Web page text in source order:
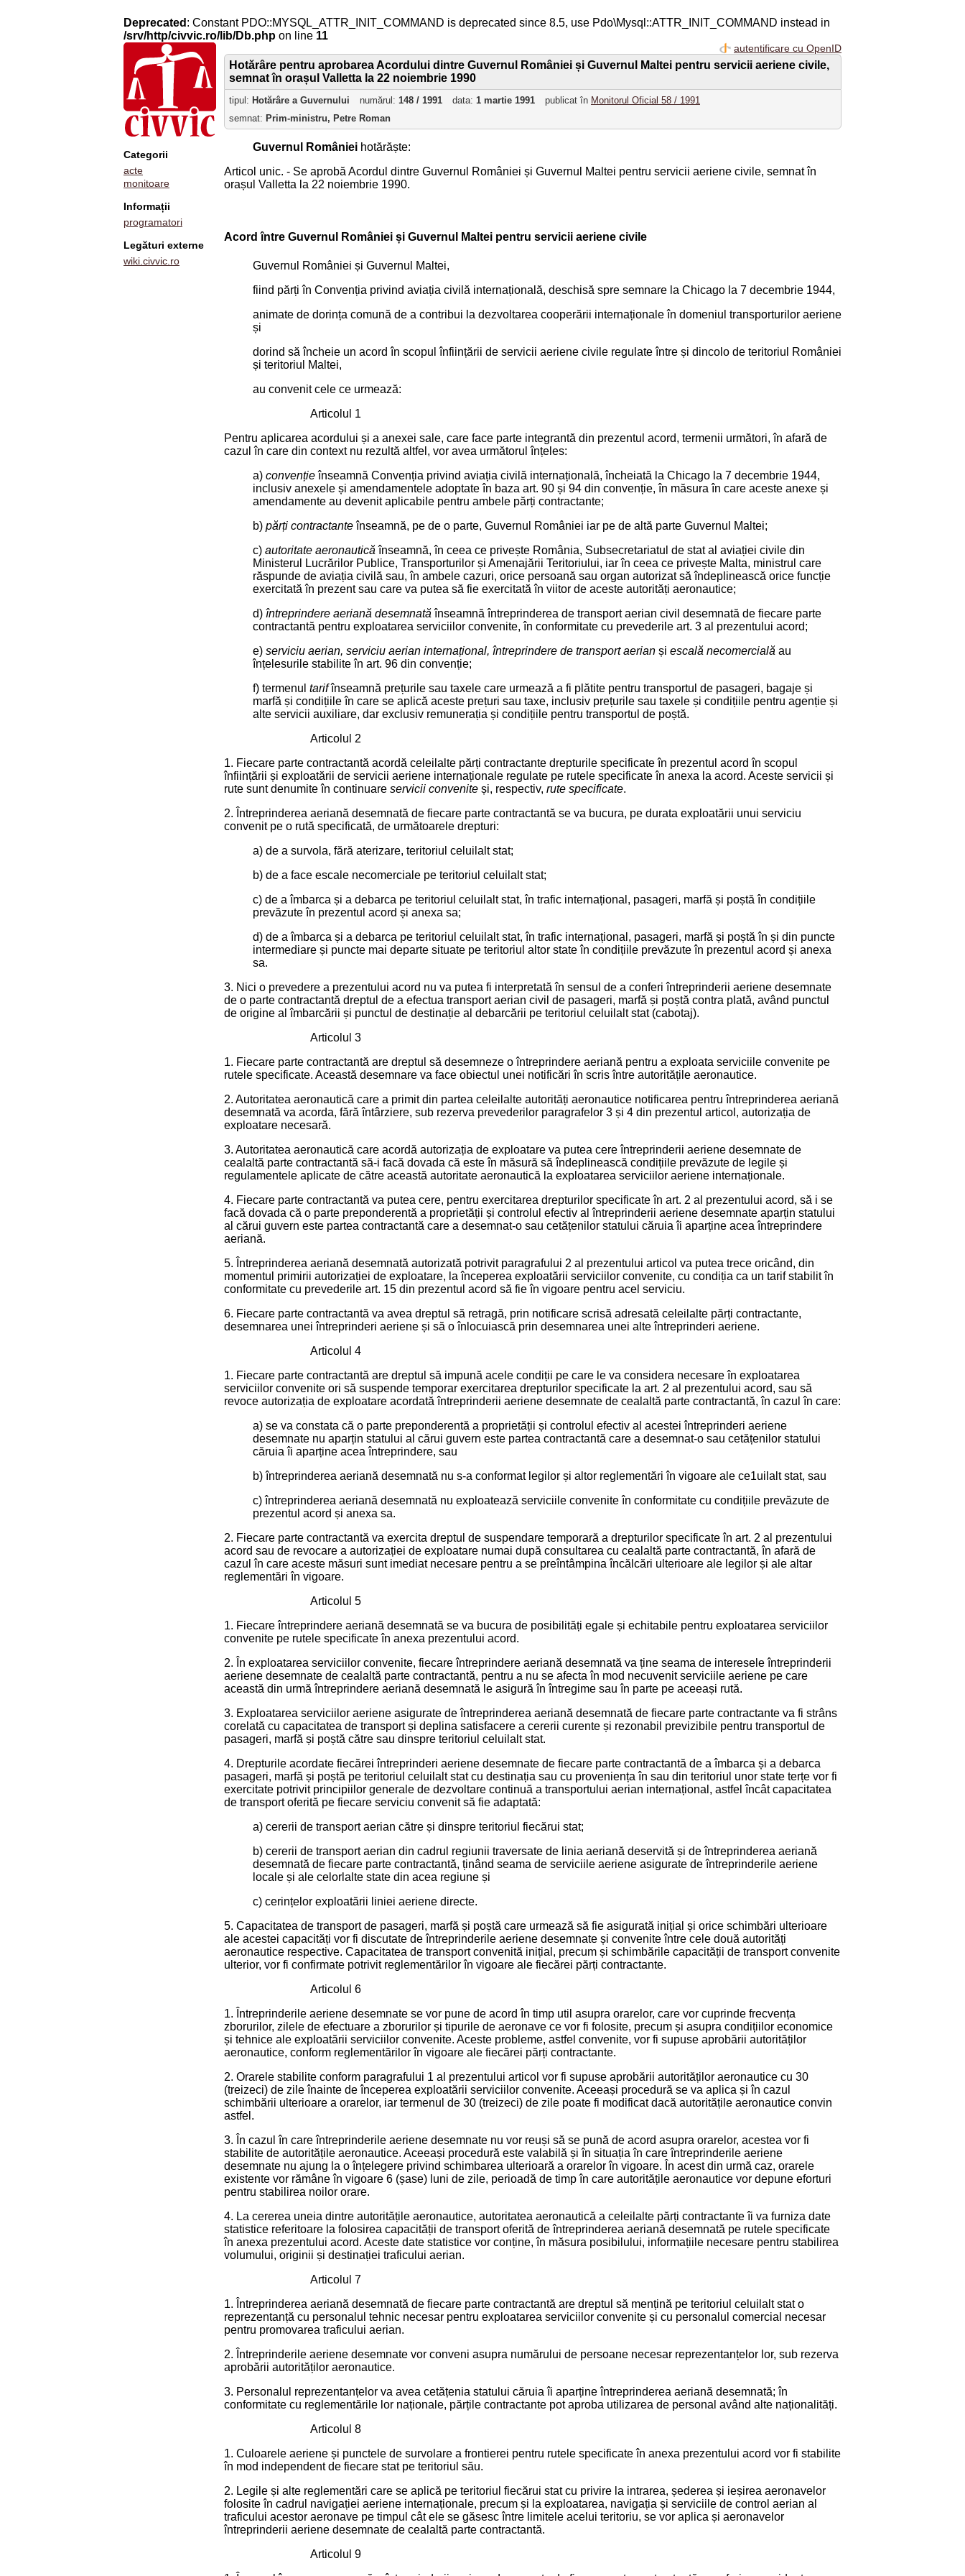
Deprecated : Constant PDO::MYSQL_ATTR_INIT_COMMAND is deprecated since 8.5, use Pdo\Mysql::ATTR_INIT_COMMAND instead in
/srv/http/civvic.ro/lib/Db.php on line 11
Categorii
acte
monitoare
Informații
programatori
Legături externe
wiki.civvic.ro
autentificare cu OpenID
Hotărâre pentru aprobarea Acordului dintre Guvernul României și Guvernul Maltei pentru servicii aeriene civile,
semnat în orașul Valletta la 22 noiembrie 1990
tipul: Hotărâre a Guvernului numărul: 148 / 1991 data: 1 martie 1991 publicat în Monitorul Oficial 58 / 1991
semnat: Prim-ministru, Petre Roman
Guvernul României hotărăște:
Articol unic. - Se aprobă Acordul dintre Guvernul României și Guvernul Maltei pentru servicii aeriene civile, semnat în
orașul Valletta la 22 noiembrie 1990.
Acord între Guvernul României și Guvernul Maltei pentru servicii aeriene civile
Guvernul României și Guvernul Maltei,
fiind părți în Convenția privind aviația civilă internațională, deschisă spre semnare la Chicago la 7 decembrie 1944,
animate de dorința comună de a contribui la dezvoltarea cooperării internaționale în domeniul transporturilor aeriene
și
dorind să încheie un acord în scopul înființării de servicii aeriene civile regulate între și dincolo de teritoriul României
și teritoriul Maltei,
au convenit cele ce urmează:
Articolul 1
Pentru aplicarea acordului și a anexei sale, care face parte integrantă din prezentul acord, termenii următori, în afară de
cazul în care din context nu rezultă altfel, vor avea următorul înțeles:
a) convențieînseamnă Convenția privind aviația civilă internațională, încheiată la Chicago la 7 decembrie 1944,
inclusiv anexele și amendamentele adoptate în baza art. 90 și 94 din convenție, în măsura în care aceste anexe și
amendamente au devenit aplicabile pentru ambele părți contractante;
b) părți contractanteînseamnă, pe de o parte, Guvernul României iar pe de altă parte Guvernul Maltei;
c) autoritate aeronautică înseamnă, în ceea ce privește România, Subsecretariatul de stat al aviației civile din
Ministerul Lucrărilor Publice, Transporturilor și Amenajării Teritoriului, iar în ceea ce privește Malta, ministrul care
răspunde de aviația civilă sau, în ambele cazuri, orice persoană sau organ autorizat să îndeplinească orice funcție
exercitată în prezent sau care va putea să fie exercitată în viitor de aceste autorități aeronautice;
d) întreprindere aeriană desemnată înseamnă întreprinderea de transport aerian civil desemnată de fiecare parte
contractantă pentru exploatarea serviciilor convenite, în conformitate cu prevederile art. 3 al prezentului acord;
e) serviciu aerian, serviciu aerian internațional, întreprindere de transport aerian și escală necomercială au
înțelesurile stabilite în art. 96 din convenție;
f) termenul tarifînseamnă prețurile sau taxele care urmează a fi plătite pentru transportul de pasageri, bagaje și
marfă și condițiile în care se aplică aceste prețuri sau taxe, inclusiv prețurile sau taxele și condițiile pentru agenție și
alte servicii auxiliare, dar exclusiv remunerația și condițiile pentru transportul de poștă.
Articolul 2
1. Fiecare parte contractantă acordă celeilalte părți contractante drepturile specificate în prezentul acord în scopul
înființării și exploatării de servicii aeriene internaționale regulate pe rutele specificate în anexa la acord. Aceste servicii și
rute sunt denumite în continuare servicii convenite și, respectiv, rute specificate.
2. Întreprinderea aeriană desemnată de fiecare parte contractantă se va bucura, pe durata exploatării unui serviciu
convenit pe o rută specificată, de următoarele drepturi:
a) de a survola, fără aterizare, teritoriul celuilalt stat;
b) de a face escale necomerciale pe teritoriul celuilalt stat;
c) de a îmbarca și a debarca pe teritoriul celuilalt stat, în trafic internațional, pasageri, marfă și poștă în condițiile
prevăzute în prezentul acord și anexa sa;
d) de a îmbarca și a debarca pe teritoriul celuilalt stat, în trafic internațional, pasageri, marfă și poștă în și din puncte
intermediare și puncte mai departe situate pe teritoriul altor state în condițiile prevăzute în prezentul acord și anexa
sa.
3. Nici o prevedere a prezentului acord nu va putea fi interpretată în sensul de a conferi întreprinderii aeriene desemnate
de o parte contractantă dreptul de a efectua transport aerian civil de pasageri, marfă și poștă contra plată, având punctul
de origine al îmbarcării și punctul de destinație al debarcării pe teritoriul celuilalt stat (cabotaj).
Articolul 3
1. Fiecare parte contractantă are dreptul să desemneze o întreprindere aeriană pentru a exploata serviciile convenite pe
rutele specificate. Această desemnare va face obiectul unei notificări în scris între autoritățile aeronautice.
2. Autoritatea aeronautică care a primit din partea celeilalte autorități aeronautice notificarea pentru întreprinderea aeriană
desemnată va acorda, fără întârziere, sub rezerva prevederilor paragrafelor 3 și 4 din prezentul articol, autorizația de
exploatare necesară.
3. Autoritatea aeronautică care acordă autorizația de exploatare va putea cere întreprinderii aeriene desemnate de
cealaltă parte contractantă să-i facă dovada că este în măsură să îndeplinească condițiile prevăzute de legile și
regulamentele aplicate de către această autoritate aeronautică la exploatarea serviciilor aeriene internaționale.
4. Fiecare parte contractantă va putea cere, pentru exercitarea drepturilor specificate în art. 2 al prezentului acord, să i se
facă dovada că o parte preponderentă a proprietății și controlul efectiv al întreprinderii aeriene desemnate aparțin statului
al cărui guvern este partea contractantă care a desemnat-o sau cetățenilor statului căruia îi aparține acea întreprindere
aeriană.
5. Întreprinderea aeriană desemnată autorizată potrivit paragrafului 2 al prezentului articol va putea trece oricând, din
momentul primirii autorizației de exploatare, la începerea exploatării serviciilor convenite, cu condiția ca un tarif stabilit în
conformitate cu prevederile art. 15 din prezentul acord să fie în vigoare pentru acel serviciu.
6. Fiecare parte contractantă va avea dreptul să retragă, prin notificare scrisă adresată celeilalte părți contractante,
desemnarea unei întreprinderi aeriene și să o înlocuiască prin desemnarea unei alte întreprinderi aeriene.
Articolul 4
1. Fiecare parte contractantă are dreptul să impună acele condiții pe care le va considera necesare în exploatarea
serviciilor convenite ori să suspende temporar exercitarea drepturilor specificate la art. 2 al prezentului acord, sau să
revoce autorizația de exploatare acordată întreprinderii aeriene desemnate de cealaltă parte contractantă, în cazul în care:
a) se va constata că o parte preponderentă a proprietății și controlul efectiv al acestei întreprinderi aeriene
desemnate nu aparțin statului al cărui guvern este partea contractantă care a desemnat-o sau cetățenilor statului
căruia îi aparține acea întreprindere, sau
b) întreprinderea aeriană desemnată nu s-a conformat legilor și altor reglementări în vigoare ale ce1uilalt stat, sau
c) întreprinderea aeriană desemnată nu exploatează serviciile convenite în conformitate cu condițiile prevăzute de
prezentul acord și anexa sa.
2. Fiecare parte contractantă va exercita dreptul de suspendare temporară a drepturilor specificate în art. 2 al prezentului
acord sau de revocare a autorizației de exploatare numai după consultarea cu cealaltă parte contractantă, în afară de
cazul în care aceste măsuri sunt imediat necesare pentru a se preîntâmpina încălcări ulterioare ale legilor și ale altar
reglementări în vigoare.
Articolul 5
1. Fiecare întreprindere aeriană desemnată se va bucura de posibilități egale și echitabile pentru exploatarea serviciilor
convenite pe rutele specificate în anexa prezentului acord.
2. În exploatarea serviciilor convenite, fiecare întreprindere aeriană desemnată va ține seama de interesele întreprinderii
aeriene desemnate de cealaltă parte contractantă, pentru a nu se afecta în mod necuvenit serviciile aeriene pe care
această din urmă întreprindere aeriană desemnată le asigură în întregime sau în parte pe aceeași rută.
3. Exploatarea serviciilor aeriene asigurate de întreprinderea aeriană desemnată de fiecare parte contractante va fi strâns
corelată cu capacitatea de transport și deplina satisfacere a cererii curente și rezonabil previzibile pentru transportul de
pasageri, marfă și poștă către sau dinspre teritoriul celuilalt stat.
4. Drepturile acordate fiecărei întreprinderi aeriene desemnate de fiecare parte contractantă de a îmbarca și a debarca
pasageri, marfă și poștă pe teritoriul celuilalt stat cu destinația sau cu proveniența în sau din teritoriul unor state terțe vor fi
exercitate potrivit principiilor generale de dezvoltare continuă a transportului aerian internațional, astfel încât capacitatea
de transport oferită pe fiecare serviciu convenit să fie adaptată:
a) cererii de transport aerian către și dinspre teritoriul fiecărui stat;
b) cererii de transport aerian din cadrul regiunii traversate de linia aeriană deservită și de întreprinderea aeriană
desemnată de fiecare parte contractantă, ținând seama de serviciile aeriene asigurate de întreprinderile aeriene
locale și ale celorlalte state din acea regiune și
c) cerințelor exploatării liniei aeriene directe.
5. Capacitatea de transport de pasageri, marfă și poștă care urmează să fie asigurată inițial și orice schimbări ulterioare
ale acestei capacități vor fi discutate de întreprinderile aeriene desemnate și convenite între cele două autorități
aeronautice respective. Capacitatea de transport convenită inițial, precum și schimbările capacității de transport convenite
ulterior, vor fi confirmate potrivit reglementărilor în vigoare ale fiecărei părți contractante.
Articolul 6
1. Întreprinderile aeriene desemnate se vor pune de acord în timp util asupra orarelor, care vor cuprinde frecvența
zborurilor, zilele de efectuare a zborurilor și tipurile de aeronave ce vor fi folosite, precum și asupra condițiilor economice
și tehnice ale exploatării serviciilor convenite. Aceste probleme, astfel convenite, vor fi supuse aprobării autorităților
aeronautice, conform reglementărilor în vigoare ale fiecărei părți contractante.
2. Orarele stabilite conform paragrafului 1 al prezentului articol vor fi supuse aprobării autorităților aeronautice cu 30
(treizeci) de zile înainte de începerea exploatării serviciilor convenite. Aceeași procedură se va aplica și în cazul
schimbării ulterioare a orarelor, iar termenul de 30 (treizeci) de zile poate fi modificat dacă autoritățile aeronautice convin
astfel.
3. În cazul în care întreprinderile aeriene desemnate nu vor reuși să se pună de acord asupra orarelor, acestea vor fi
stabilite de autoritățile aeronautice. Aceeași procedură este valabilă și în situația în care întreprinderile aeriene
desemnate nu ajung la o înțelegere privind schimbarea ulterioară a orarelor în vigoare. În acest din urmă caz, orarele
existente vor rămâne în vigoare 6 (șase) luni de zile, perioadă de timp în care autoritățile aeronautice vor depune eforturi
pentru stabilirea noilor orare.
4. La cererea uneia dintre autoritățile aeronautice, autoritatea aeronautică a celeilalte părți contractante îi va furniza date
statistice referitoare la folosirea capacității de transport oferită de întreprinderea aeriană desemnată pe rutele specificate
în anexa prezentului acord. Aceste date statistice vor conține, în măsura posibilului, informațiile necesare pentru stabilirea
volumului, originii și destinației traficului aerian.
Articolul 7
1. Întreprinderea aeriană desemnată de fiecare parte contractantă are dreptul să mențină pe teritoriul celuilalt stat o
reprezentanță cu personalul tehnic necesar pentru exploatarea serviciilor convenite și cu personalul comercial necesar
pentru promovarea traficului aerian.
2. Întreprinderile aeriene desemnate vor conveni asupra numărului de persoane necesar reprezentanțelor lor, sub rezerva
aprobării autorităților aeronautice.
3. Personalul reprezentanțelor va avea cetățenia statului căruia îi aparține întreprinderea aeriană desemnată; în
conformitate cu reglementările lor naționale, părțile contractante pot aproba utilizarea de personal având alte naționalități.
Articolul 8
1. Culoarele aeriene și punctele de survolare a frontierei pentru rutele specificate în anexa prezentului acord vor fi stabilite
în mod independent de fiecare stat pe teritoriul său.
2. Legile și alte reglementări care se aplică pe teritoriul fiecărui stat cu privire la intrarea, șederea și ieșirea aeronavelor
folosite în cadrul navigației aeriene internaționale, precum și la exploatarea, navigația și serviciile de control aerian al
traficului acestor aeronave pe timpul cât ele se găsesc între limitele acelui teritoriu, se vor aplica și aeronavelor
întreprinderii aeriene desemnate de cealaltă parte contractantă.
Articolul 9